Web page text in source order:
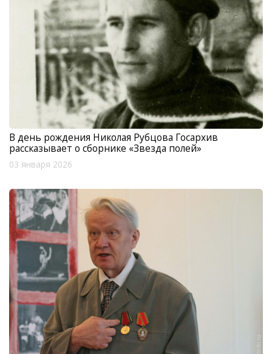
В день рождения Николая Рубцова Госархив
рассказывает о сборнике «Звезда полей»
03 января 2026